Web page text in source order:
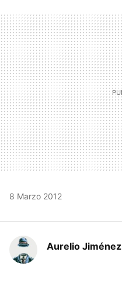
MAIL
8 Marzo 2012
Aurelio Jiménez